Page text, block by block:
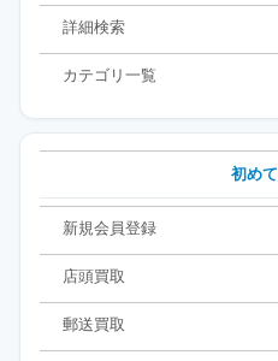
詳細検索
カテゴリ一覧
初め
新規会員登録
店頭買取
郵送買取